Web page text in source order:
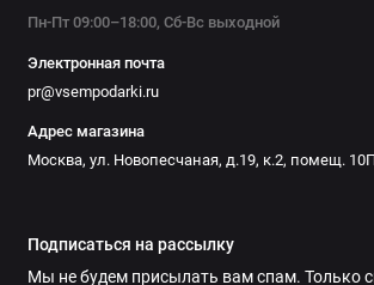
Пн-Пт 09:00–18:00, Сб-Вс выходной
Электронная почта
pr@vsempodarki.ru
Адрес магазина
Москва, ул. Новопесчаная, д.19, к.2, помещ.
Подписаться на рассылку
Мы не будем присылать вам спам. Только